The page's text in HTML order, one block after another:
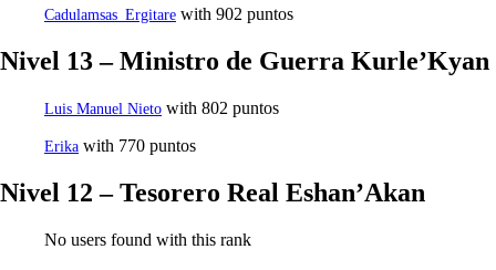
Cadulamsas_Ergitare with 902 puntos
Nivel 13 – Ministro de Guerra Kurle’Kyan
Luis Manuel Nieto with 802 puntos
Erika with 770 puntos
Nivel 12 – Tesorero Real Eshan’Akan
No users found with this rank